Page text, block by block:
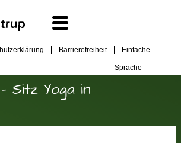
Barrierefreiheit Einfache
Sprache
Sitz Yoga in